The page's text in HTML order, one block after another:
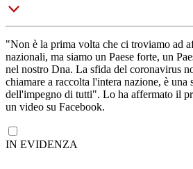
"Non è la prima volta che ci troviamo ad
nazionali, ma siamo un Paese forte, un
nel nostro Dna. La sfida del coronavirus
chiamare a raccolta l'intera nazione, è una
dell'impegno di tutti". Lo ha affermato il
un video su Facebook.
IN EVIDENZA